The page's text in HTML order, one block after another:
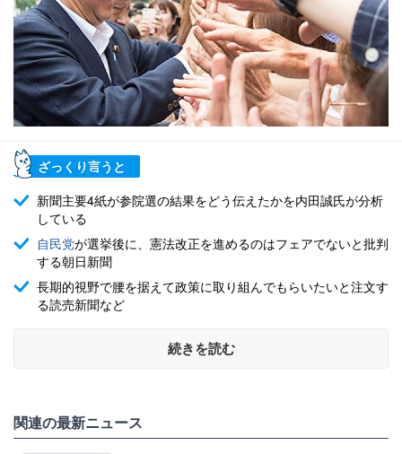
ざっくり言うと
新聞主要4紙が参院選の結果をどう伝えたかを内田誠氏が分析
している
自民党が選挙後に、憲法改正を進めるのはフェアでないと批判
する朝日新聞
長期的視野で腰を据えて政策に取り組んでもらいたいと注文す
る読売新聞など
続きを読む
関連の最新ニュース